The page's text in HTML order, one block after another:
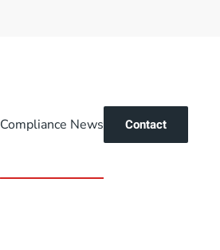
Compliance News Contact